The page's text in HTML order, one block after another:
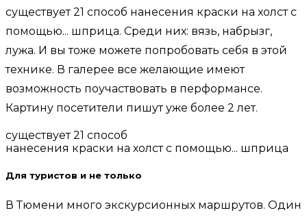
существует 21 способ нанесения краски на холст с
помощью... шприца. Среди них: вязь, набрызг,
лужа. И вы тоже можете попробовать себя в этой
технике. В галерее все желающие имеют
возможность поучаствовать в перформансе.
Картину посетители пишут уже более 2 лет.
существует 21 способ
нанесения краски на холст с помощью... шприца
Для туристов и не только
В Тюмени много экскурсионных маршрутов. Один